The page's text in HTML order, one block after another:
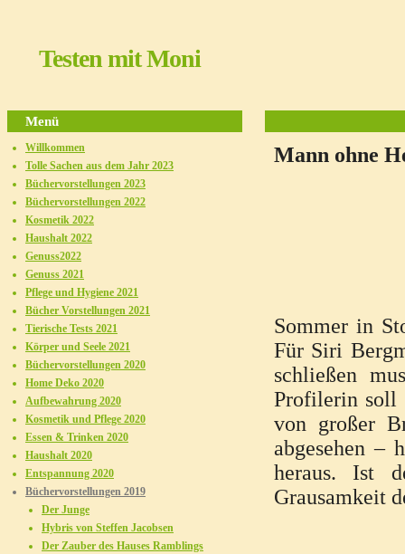
Testen mit Moni
Mann ohne
Sommer in
Für Siri
schließen
Profilerin soll
von großer
abgesehen –
heraus. Ist
Grausamkeit
Menü
Willkommen
Tolle Sachen aus dem Jahr 2023
Büchervorstellungen 2023
Büchervorstellungen 2022
Kosmetik 2022
Haushalt 2022
Genuss2022
Genuss 2021
Pflege und Hygiene 2021
Bücher Vorstellungen 2021
Tierische Tests 2021
Körper und Seele 2021
Büchervorstellungen 2020
Home Deko 2020
Aufbewahrung 2020
Kosmetik und Pflege 2020
Essen & Trinken 2020
Haushalt 2020
Entspannung 2020
Büchervorstellungen 2019
Der Junge
Hybris von Steffen Jacobsen
Der Zauber des Hauses Ramblings